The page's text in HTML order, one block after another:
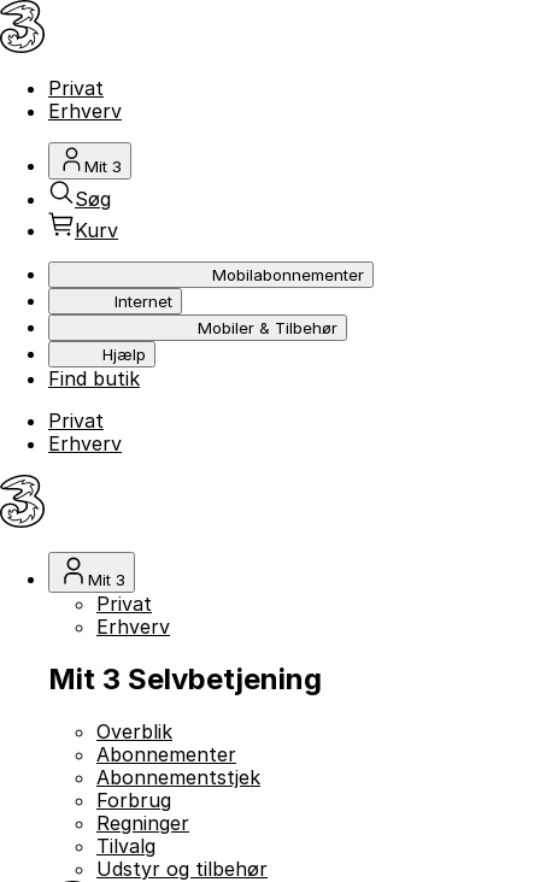
Privat
Erhverv
Mit 3
Søg
Kurv
Mobilabonnementer
Internet
Mobiler & Tilbehør
Hjælp
Find butik
Privat
Erhverv
Mit 3
Privat
Erhverv
Mit 3 Selvbetjening
Overblik
Abonnementer
Abonnementstjek
Forbrug
Regninger
Tilvalg
Udstyr og tilbehør